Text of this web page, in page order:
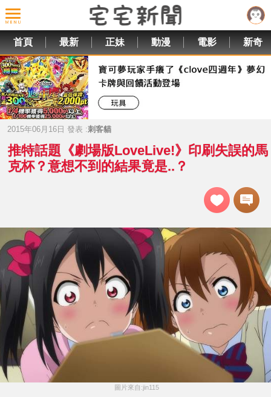
首頁 最新 正妹 動漫 電影 新奇
2015年06月16日 發表 :刺客貓
推特話題《劇場版LoveLive!》印刷失誤的馬
克杯？意想不到的結果竟是..？
圖片來自:jin115